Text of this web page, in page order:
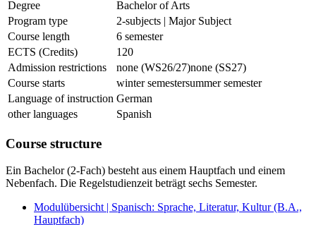
Degree
Bachelor of Arts
Program type
2-subjects | Major Subject
Course length
6 semester
ECTS (Credits)
120
Admission restrictions
none (WS26/27)none (SS27)
Course starts
winter semestersummer semester
Language of instruction German
other languages
Spanish
Course structure
Ein Bachelor (2-Fach) besteht aus einem Hauptfach und einem
Nebenfach. Die Regelstudienzeit beträgt sechs Semester.
Modulübersicht | Spanisch: Sprache, Literatur, Kultur (B.A.,
Hauptfach)